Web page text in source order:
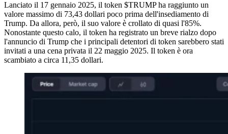
Lanciato il 17 gennaio 2025, il token $TRUMP ha raggiunto un
valore massimo di 73,43 dollari poco prima dell'insediamento di
Trump. Da allora, però, il suo valore è crollato di quasi l'85%.
Nonostante questo calo, il token ha registrato un breve rialzo dopo
l'annuncio di Trump che i principali detentori di token sarebbero stati
invitati a una cena privata il 22 maggio 2025. Il token è ora
scambiato a circa 11,35 dollari.